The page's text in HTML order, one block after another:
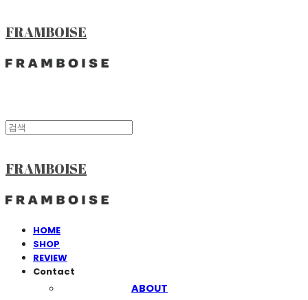
FRAMBOISE
FRAMBOISE
HOME
SHOP
REVIEW
Contact
ABOUT